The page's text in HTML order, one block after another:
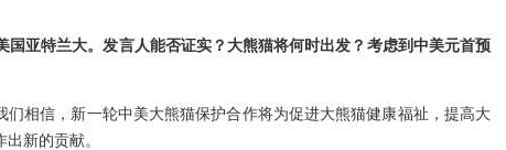
亚特兰大。发言人能否证实？大熊猫将何时出发？考虑到中美元首预
相信，新一轮中美大熊猫保护合作将为促进大熊猫健康福祉，提高大
新的贡献。